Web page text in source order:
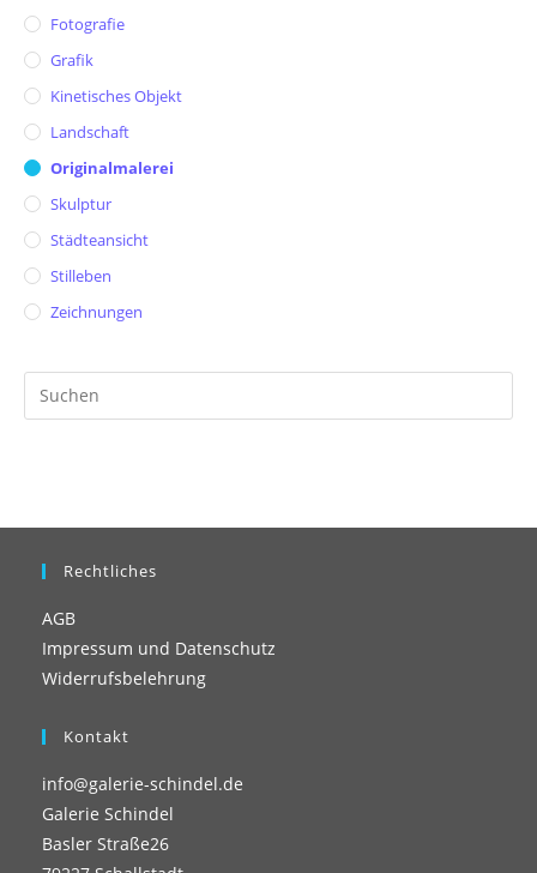
Fotografie
Grafik
Kinetisches Objekt
Landschaft
Originalmalerei
Skulptur
Städteansicht
Stilleben
Zeichnungen
Rechtliches
AGB
Impressum und Datenschutz
Widerrufsbelehrung
Kontakt
info@galerie-schindel.de
Galerie Schindel
Basler Straße26